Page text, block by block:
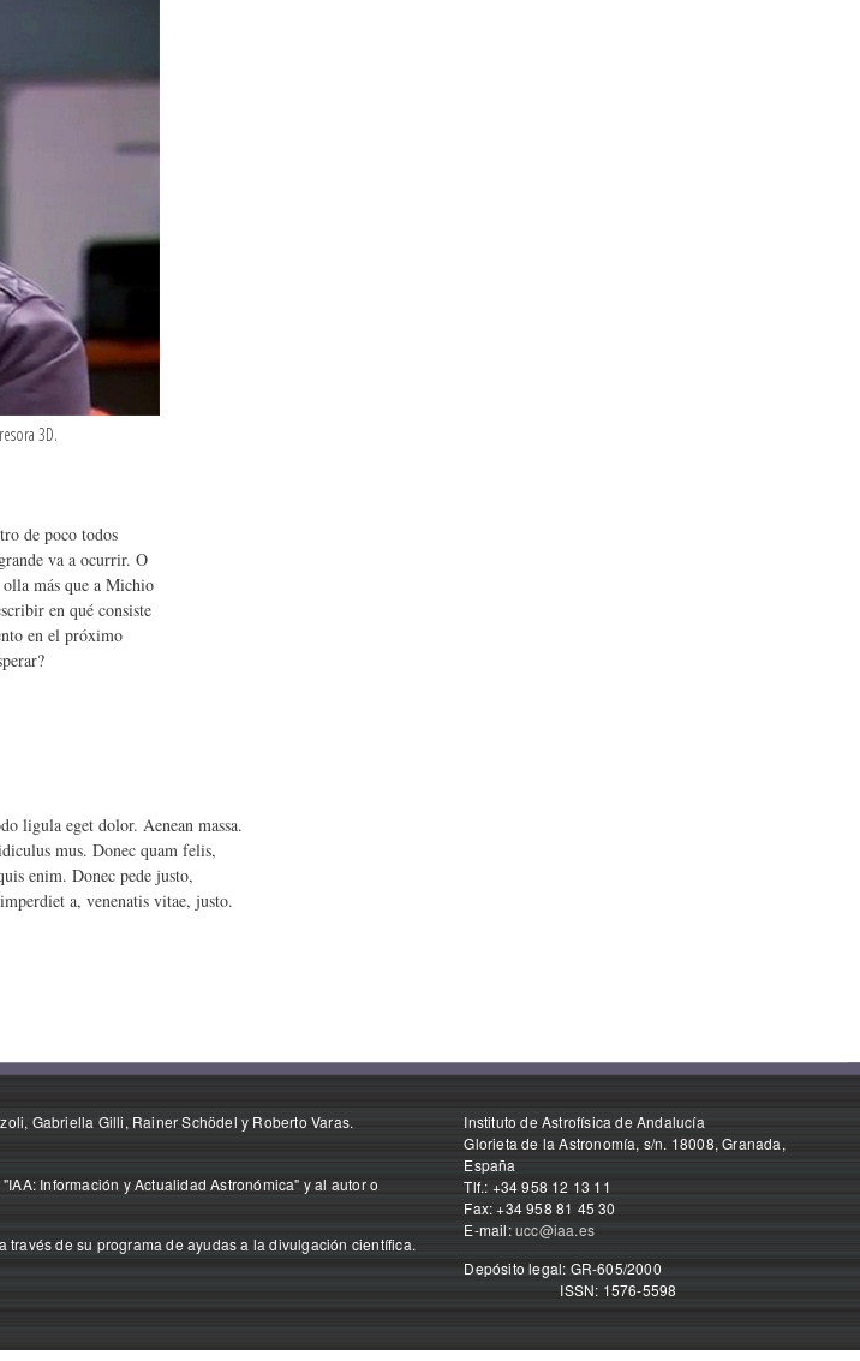
3D.
de poco todos
va a ocurrir. O
olla más que a Michio
en qué consiste
en el próximo
ligula eget dolor. Aenean massa.
mus. Donec quam felis,
enim. Donec pede justo,
a, venenatis vitae, justo.
Gabriella Gilli, Rainer Schödel y Roberto Varas.
Información y Actualidad Astronómica" y al autor o
de su programa de ayudas a la divulgación científica.
Instituto de Astrofísica de Andalucía
Glorieta de la Astronomía, s/n. 18008, Granada,
España
Tlf.: +34 958 12 13 11
Fax: +34 958 81 45 30
E-mail:ucc@iaa.es
Depósito legal: GR-605/2000
ISSN: 1576-5598